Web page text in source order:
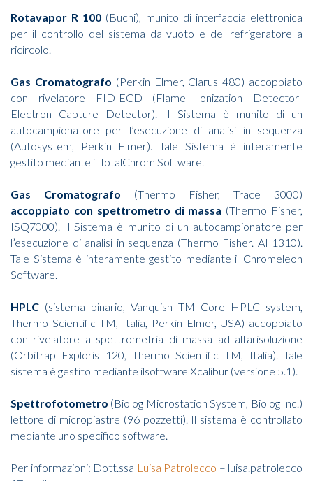
Rotavapor R 100 (Buchi), munito di interfaccia elettronica
per il controllo del sistema da vuoto e del refrigeratore a
ricircolo.
Gas Cromatografo (Perkin Elmer, Clarus 480) accoppiato
con rivelatore FID-ECD (Flame Ionization Detector-
Electron Capture Detector). Il Sistema è munito di un
autocampionatore per l’esecuzione di analisi in sequenza
(Autosystem, Perkin Elmer). Tale Sistema è interamente
gestito mediante il TotalChrom Software.
Gas Cromatografo (Thermo Fisher, Trace 3000)
accoppiato con spettrometro di massa (Thermo Fisher,
ISQ7000). Il Sistema è munito di un autocampionatore per
l’esecuzione di analisi in sequenza (Thermo Fisher. AI 1310).
Tale Sistema è interamente gestito mediante il Chromeleon
Software.
HPLC (sistema binario, Vanquish TM Core HPLC system,
Thermo Scientific TM, Italia, Perkin Elmer, USA) accoppiato
con rivelatore a spettrometria di massa ad altarisoluzione
(Orbitrap Exploris 120, Thermo Scientific TM, Italia). Tale
sistema è gestito mediante ilsoftware Xcalibur (versione 5.1).
Spettrofotometro (Biolog Microstation System, Biolog Inc.)
lettore di micropiastre (96 pozzetti). Il sistema è controllato
mediante uno specifico software.
Per informazioni: Dott.ssa Luisa Patrolecco – luisa.patrolecco